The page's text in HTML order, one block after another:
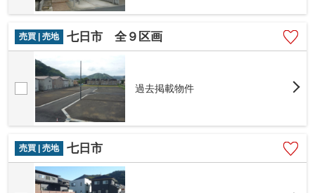
売買 | 売地 七日市 全９区画
過去掲載物件
売買 | 売地 七日市